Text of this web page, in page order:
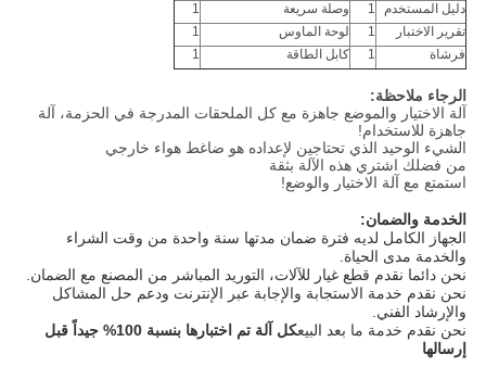
دليل المستخدم
1 وصلة سريعة
1
تقرير الاختبار
1 لوحة الماوس
1
فرشاة
1 كابل الطاقة 1
الرجاء ملاحظة:
آلة الاختيار والموضع جاهزة مع كل الملحقات المدرجة في الحزمة، آلة
جاهزة للاستخدام!
الشيء الوحيد الذي تحتاجين لإعداده هو ضاغط هواء خارجي
من فضلك اشتري هذه الآلة بثقة
استمتع مع آلة الاختيار والوضع!
الخدمة والضمان:
الجهاز الكامل لديه فترة ضمان مدتها سنة واحدة من وقت الشراء
والخدمة مدى الحياة.
نحن دائما نقدم قطع غيار للآلات، التوريد المباشر من المصنع مع الضمان.
نحن نقدم خدمة الاستجابة والإجابة عبر الإنترنت ودعم حل المشاكل
والإرشاد الفني.
نحن نقدم خدمة ما بعد البيع
كل آلة تم اختبارها بنسبة 100% جيداً قبل
إرسالها